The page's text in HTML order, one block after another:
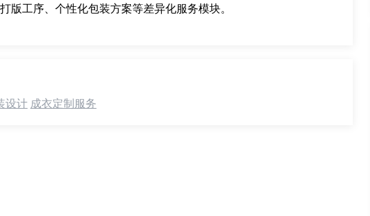
版工序、个性化包装方案等差异化服务模块。
设计 成衣定制服务